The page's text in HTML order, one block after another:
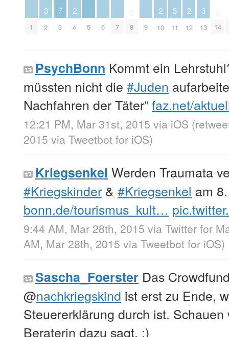
1
3
2
7
3
2
4 5 6 7 8 9
2
10
3
11
2
12
3
13 14
PsychBonn Kommt ein
müssten nicht die #Juden
Nachfahren der Täter”faz.net/
12:21 PM, Mar 31st, 2015 via iOS
2015 via Tweetbot for iΟS)
Kriegsenkel Werden Traumata
#Kriegskinder & #Kriegsenkel am
bonn.de/tourismus_kult…
9:44 AM, Mar 28th, 2015 via Twitter for
AM, Mar 28th, 2015 via Tweetbot for iΟS)
Sascha_Foerster Das
@nachkriegskind ist erst zu Ende,
Steuererklärung durch ist.
Beraterin dazu sagt. ;)